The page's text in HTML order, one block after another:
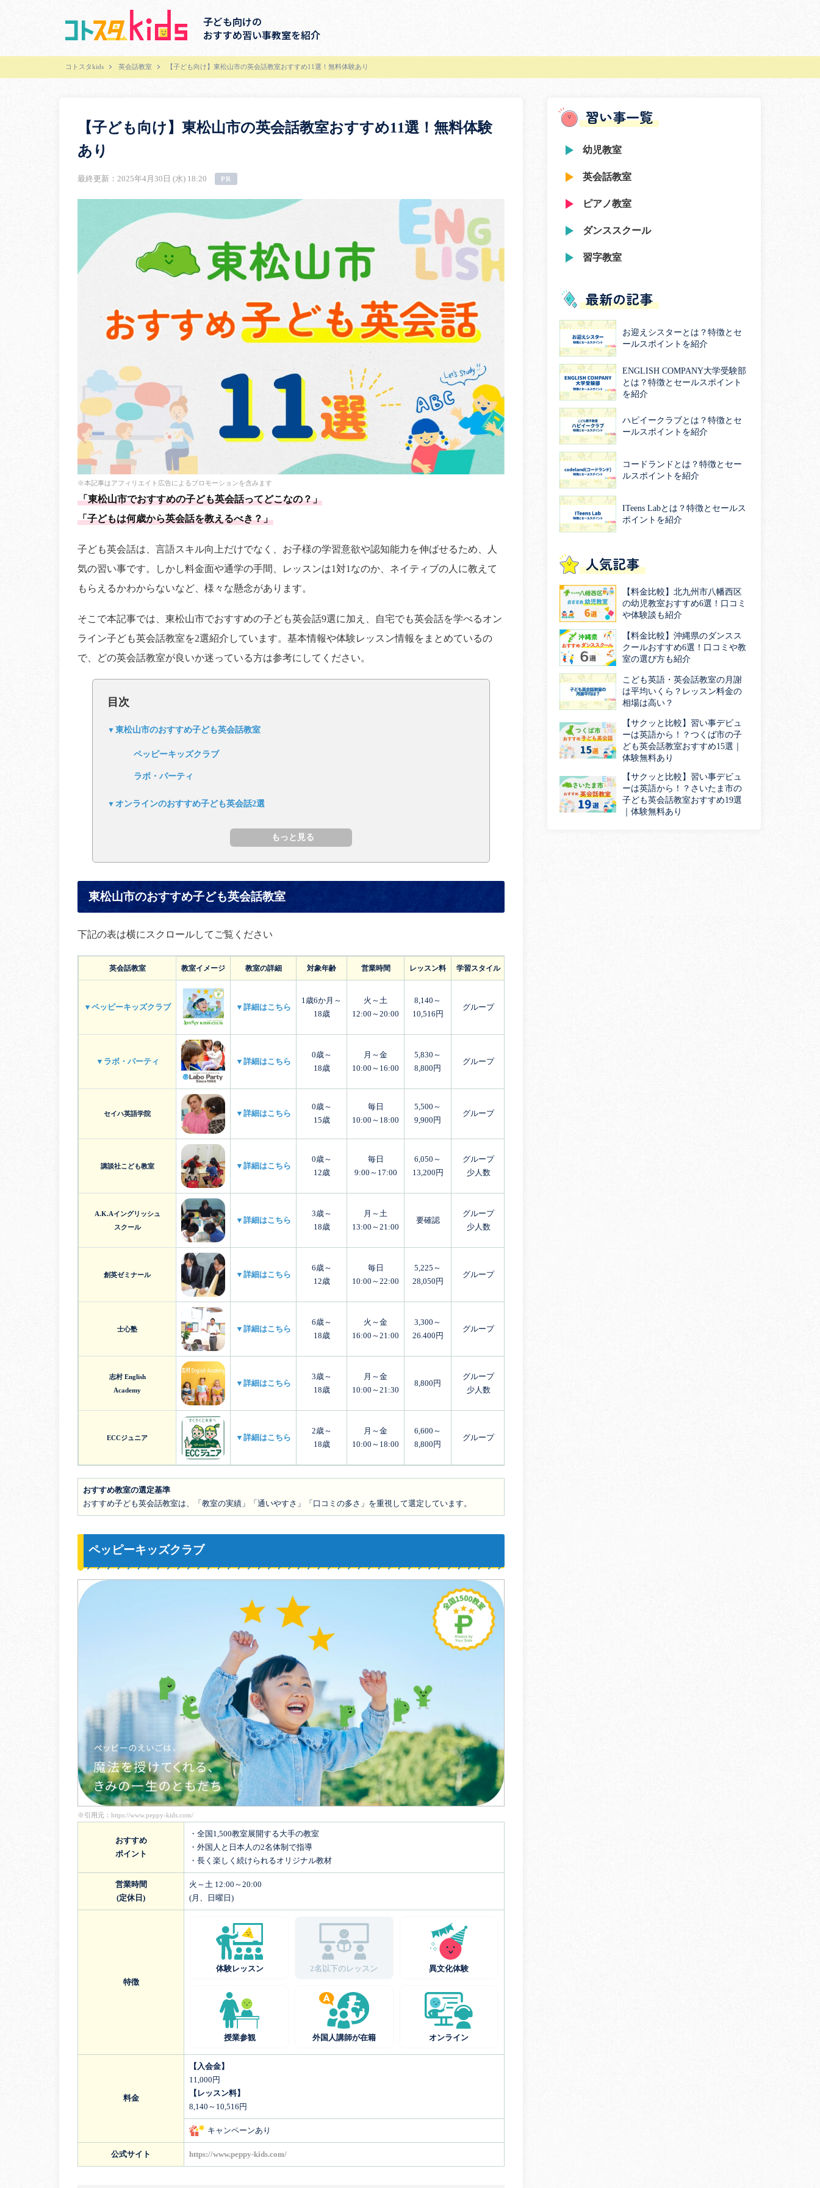
子ども向けの
おすすめ習い事教室を紹介
コトスタkids 英会話教室 【子ども向け】東松山市の英会話教室おすすめ11選！無料体験あり
【子ども向け】東松山市の英会話教室おすすめ11選！無料体験
あり
最終更新：2025年4月30日 (水) 18:20 PR
※本記事はアフィリエイト広告によるプロモーションを含みます
「東松山市でおすすめの子ども英会話ってどこなの？」
「子どもは何歳から英会話を教えるべき？」
子ども英会話は、言語スキル向上だけでなく、お子様の学習意欲や認知能力を伸ばせるため、人
気の習い事です。しかし料金面や通学の手間、レッスンは1対1なのか、ネイティブの人に教えて
もらえるかわからないなど、様々な懸念があります。
そこで本記事では、東松山市でおすすめの子ども英会話9選に加え、自宅でも英会話を学べるオン
ライン子ども英会話教室を2選紹介しています。基本情報や体験レッスン情報をまとめているの
で、どの英会話教室が良いか迷っている方は参考にしてください。
目次
東松山市のおすすめ子ども英会話教室
ペッピーキッズクラブ
ラボ・パーティ
オンラインのおすすめ子ども英会話2選
東松山市のおすすめ子ども英会話教室
下記の表は横にスクロールしてご覧ください
英会話教室 教室イメージ 教室の詳細 対象年齢 営業時間 レッスン料 学習スタイル
▼ペッピーキッズクラブ ▼詳細はこちら
1歳6か月～
18歳
火～土
12:00～20:00
8,140～
10,516円
グループ
▼ラボ・パーティ ▼詳細はこちら
0歳～
18歳
月～金
10:00～16:00
5,830～
8,800円
グループ
セイハ英語学院 ▼詳細はこちら
0歳～
15歳
毎日
10:00～18:00
5,500～
9,900円
グループ
講談社こども教室 ▼詳細はこちら
0歳～
12歳
毎日
9:00～17:00
6,050～
13,200円
グループ
少人数
A.K.Aイングリッシュ
スクール
▼詳細はこちら
3歳～
18歳
月～土
13:00～21:00
要確認
グループ
少人数
創英ゼミナール ▼詳細はこちら
6歳～
12歳
毎日
10:00～22:00
5,225～
28,050円
グループ
士心塾 ▼詳細はこちら
6歳～
18歳
火～金
16:00～21:00
3,300～
26.400円
グループ
志村 English
Academy
▼詳細はこちら
3歳～
18歳
月～金
10:00～21:30
8,800円
グループ
少人数
ECCジュニア ▼詳細はこちら
2歳～
18歳
月～金
10:00～18:00
6,600～
8,800円
グループ
おすすめ教室の選定基準
おすすめ子ども英会話教室は、「教室の実績」「通いやすさ」「口コミの多さ」を重視して選定しています。
ペッピーキッズクラブ
※引用元： https://www.peppy-kids.com/
おすすめ
ポイント
・全国1,500教室展開する大手の教室
・外国人と日本人の2名体制で指導
・長く楽しく続けられるオリジナル教材
営業時間
(定休日)
火～土 12:00～20:00
(月、日曜日)
特徴
体験レッスン 2名以下のレッスン 異文化体験
授業参観 外国人講師が在籍 オンライン
料金
【入会金】
11,000円
【レッスン料】
8,140～10,516円
キャンペーンあり
公式サイト https://www.peppy-kids.com/
習い事一覧
幼児教室
英会話教室
ピアノ教室
ダンススクール
習字教室
最新の記事
お迎えシスターとは？特徴とセ
ールスポイントを紹介
ENGLISH COMPANY大学受験部
とは？特徴とセールスポイント
を紹介
ハピイークラブとは？特徴とセ
ールスポイントを紹介
コードランドとは？特徴とセー
ルスポイントを紹介
ITeens Labとは？特徴とセールス
ポイントを紹介
人気記事
【料金比較】北九州市八幡西区
の幼児教室おすすめ6選！口コミ
や体験談も紹介
【料金比較】沖縄県のダンスス
クールおすすめ6選！口コミや教
室の選び方も紹介
こども英語・英会話教室の月謝
は平均いくら？レッスン料金の
相場は高い？
【サクッと比較】習い事デビュ
ーは英語から！？つくば市の子
ども英会話教室おすすめ15選｜
体験無料あり
【サクッと比較】習い事デビュ
ーは英語から！？さいたま市の
子ども英会話教室おすすめ19選
｜体験無料あり